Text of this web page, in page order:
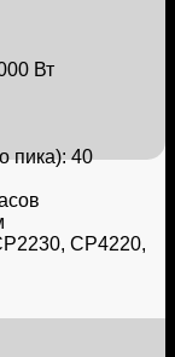
Вт
пика): 40
СР4220,